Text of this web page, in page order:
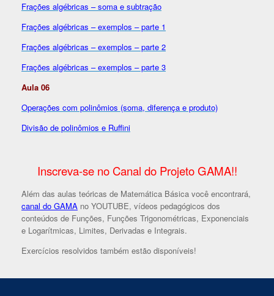
Frações algébricas – soma e subtração
Frações algébricas – exemplos – parte 1
Frações algébricas – exemplos – parte 2
Frações algébricas – exemplos – parte 3
Aula 06
Operações com polinômios (soma, diferença e produto)
Divisão de polinômios e Ruffini
Inscreva-se no Canal do Projeto GAMA!!
Além das aulas teóricas de Matemática Básica você encontrará,
canal do GAMA no YOUTUBE, vídeos pedagógicos dos
conteúdos de Funções, Funções Trigonométricas, Exponenciais
e Logarítmicas, Limites, Derivadas e Integrais.
Exercícios resolvidos também estão disponíveis!